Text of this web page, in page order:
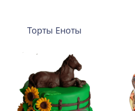
Торты Еноты